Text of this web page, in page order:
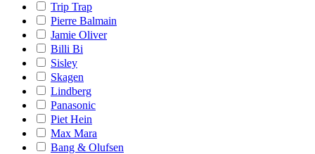
Trip Trap
Pierre Balmain
Jamie Oliver
Billi Bi
Sisley
Skagen
Lindberg
Panasonic
Piet Hein
Max Mara
Bang & Olufsen